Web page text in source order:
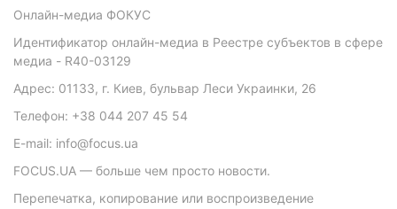
Онлайн-медиа ФОКУС
Идентификатор онлайн-медиа в Реестре субъектов в сфере
медиа - R40-03129
Адрес: 01133, г. Киев, бульвар Леси Украинки, 26
Телефон: +38 044 207 45 54
E-mail: info@focus.ua
FOCUS.UA — больше чем просто новости.
Перепечатка, копирование или воспроизведение